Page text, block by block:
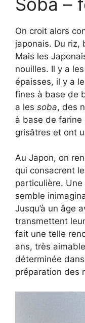
On croit alors
japonais. Du riz,
Mais les
nouilles. Il y a les
épaisses, il y a
fines à base de
a les soba, des
à base de farine
grisâtres et ont
Au Japon, on
qui consacrent
particulière.
semble
Jusqu’à un âge
transmettent
fait une telle
ans, très
déterminée
préparation des